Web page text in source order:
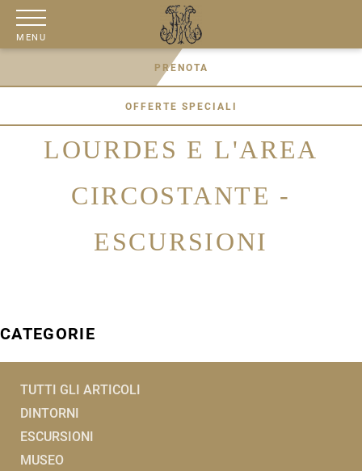
MENU
OFFERTE SPECIALI
PRENOTA
LOURDES E L'AREA
CIRCOSTANTE -
ESCURSIONI
CATEGORIE
TUTTI GLI ARTICOLI
DINTORNI
ESCURSIONI
MUSEO